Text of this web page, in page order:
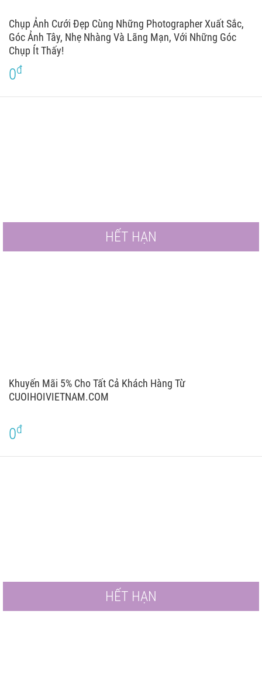
Chụp Ảnh Cưới Đẹp Cùng Những Photographer Xuất Sắc,
Góc Ảnh Tây, Nhẹ Nhàng Và Lãng Mạn, Với Những Góc
Chụp Ít Thấy!
0đ
HẾT HẠN
Khuyến Mãi 5% Cho Tất Cả Khách Hàng Từ
CUOIHOIVIETNAM.COM
0đ
HẾT HẠN